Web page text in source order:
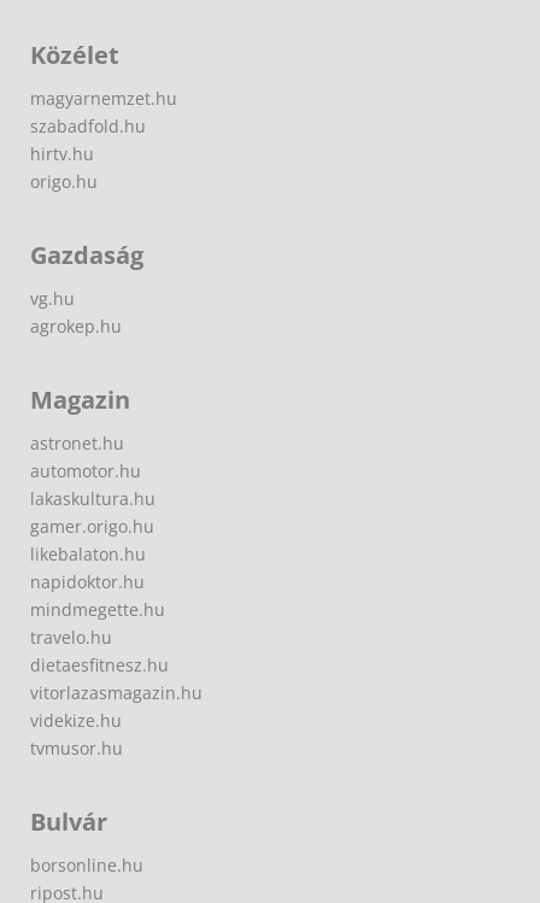
Közélet
magyarnemzet.hu
szabadfold.hu
hirtv.hu
origo.hu
Gazdaság
vg.hu
agrokep.hu
Magazin
astronet.hu
automotor.hu
lakaskultura.hu
gamer.origo.hu
likebalaton.hu
napidoktor.hu
mindmegette.hu
travelo.hu
dietaesfitnesz.hu
vitorlazasmagazin.hu
videkize.hu
tvmusor.hu
Bulvár
borsonline.hu
ripost.hu